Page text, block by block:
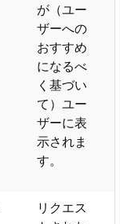
が（ユー
ザーへの
おすすめ
になるべ
く基づい
て）ユー
ザーに表
示されま
す。
リクエス